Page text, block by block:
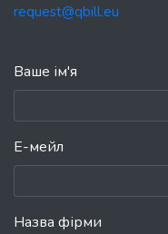
request@qbill.eu
Ваше ім'я
Е-мейл
Назва фірми